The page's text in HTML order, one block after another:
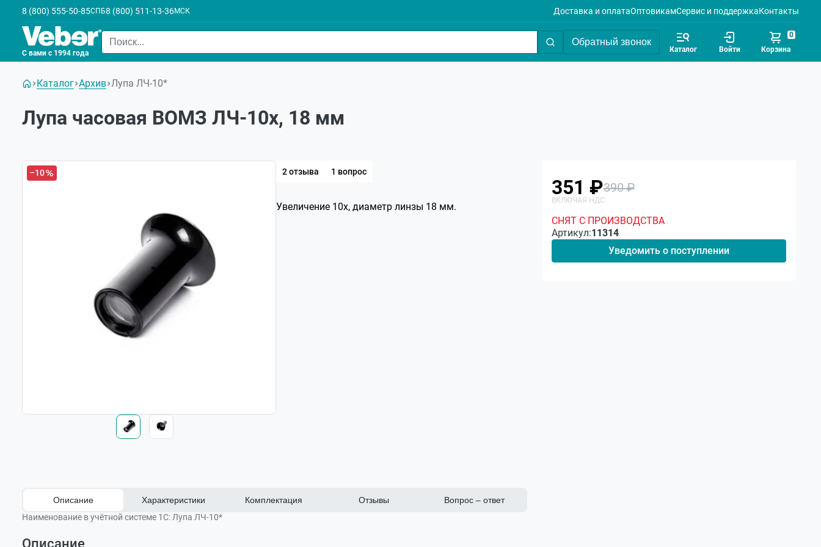
8 (800) 555-50-85СПБ8 (800) 511-13-36МСК Доставка и оплатаОптовикамСервис и поддержкаКонтакты
С вами с 1994 года
Обратный звонок
Каталог Войти Корзина
0
Каталог Архив Лупа ЛЧ-10*
Лупа часовая ВОМЗ ЛЧ-10x, 18 мм
–10 2 отзыва 1 вопрос
Увеличение 10х, диаметр линзы 18 мм.
Описание Характеристики Комплектация Отзывы
Вопрос – ответ
Наименование в учётной системе 1С: Лупа ЛЧ-10*
Описание
351 ₽390 ₽
СНЯТ С ПРОИЗВОДСТВА
Артикул:11314
Уведомить о поступлении